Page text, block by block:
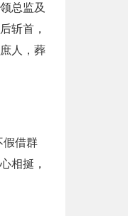
总监及
斩首，
人，葬
假借群
相挻，